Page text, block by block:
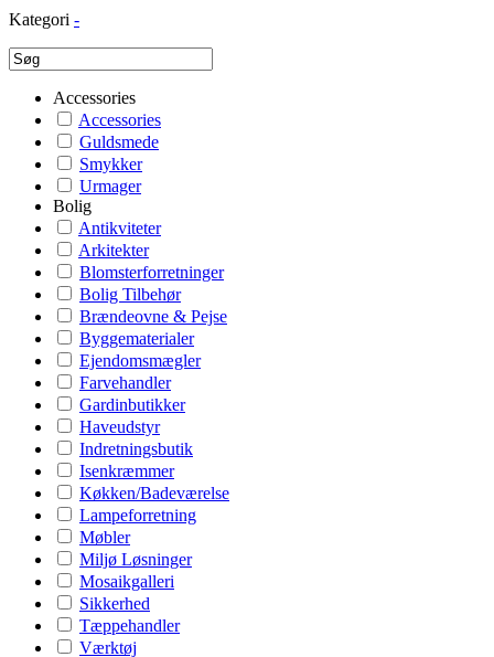
Kategori -
Accessories
Accessories
Guldsmede
Smykker
Urmager
Bolig
Antikviteter
Arkitekter
Blomsterforretninger
Bolig Tilbehør
Brændeovne & Pejse
Byggematerialer
Ejendomsmægler
Farvehandler
Gardinbutikker
Haveudstyr
Indretningsbutik
Isenkræmmer
Køkken/Badeværelse
Lampeforretning
Møbler
Miljø Løsninger
Mosaikgalleri
Sikkerhed
Tæppehandler
Værktøj